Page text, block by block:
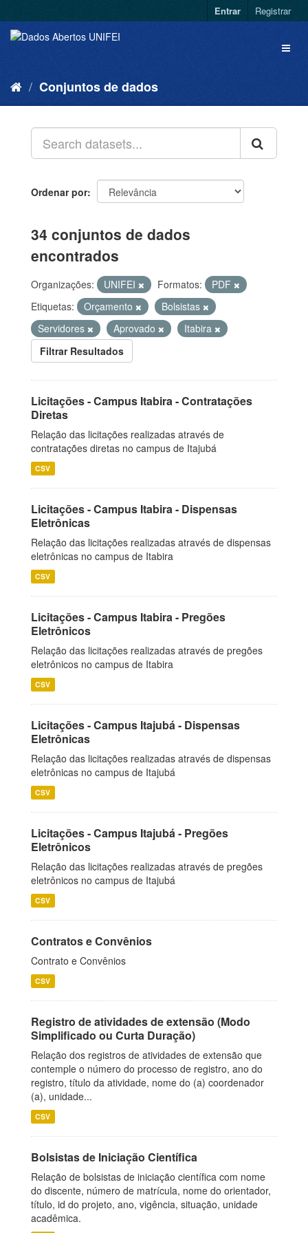
Entrar Registrar
Conjuntos de dados
Ordenar por
34 conjuntos de dados
encontrados
Organizações: UNIFEI Formatos:
PDF
Etiquetas:
Orçamento
Bolsistas
Servidores
Aprovado
Itabira
Filtrar Resultados
Licitações - Campus Itabira - Contratações
Diretas
Relação das licitações realizadas através de
contratações diretas no campus de Itajubá
CSV
Licitações - Campus Itabira - Dispensas
Eletrônicas
Relação das licitações realizadas através de dispensas
eletrônicas no campus de Itabira
CSV
Licitações - Campus Itabira - Pregões
Eletrônicos
Relação das licitações realizadas através de pregões
eletrônicos no campus de Itabira
CSV
Licitações - Campus Itajubá - Dispensas
Eletrônicas
Relação das licitações realizadas através de dispensas
eletrônicas no campus de Itajubá
CSV
Licitações - Campus Itajubá - Pregões
Eletrônicos
Relação das licitações realizadas através de pregões
eletrônicos no campus de Itajubá
CSV
Contratos e Convênios
Contrato e Convênios
CSV
Registro de atividades de extensão (Modo
Simplificado ou Curta Duração)
Relação dos registros de atividades de extensão que
contemple o número do processo de registro, ano do
registro, título da atividade, nome do (a) coordenador
(a), unidade...
CSV
Bolsistas de Iniciação Científica
Relação de bolsistas de iniciação científica com nome
do discente, número de matrícula, nome do orientador,
título, id do projeto, ano, vigência, situação, unidade
acadêmica.